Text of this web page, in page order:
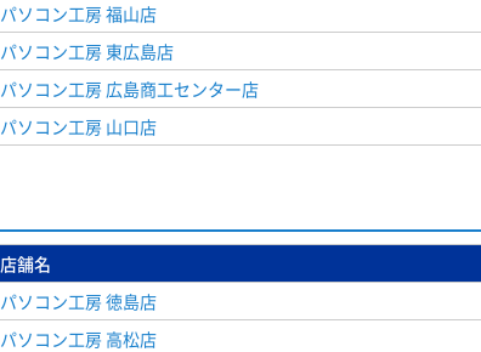
パソコン工房 福山店
パソコン工房 東広島店
パソコン工房 広島商工センター店
パソコン工房 山口店
店舗名
パソコン工房 徳島店
パソコン工房 高松店